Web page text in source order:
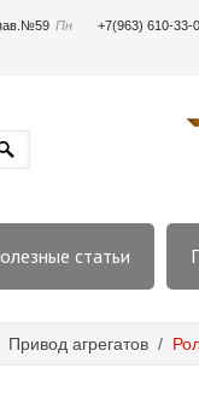
Пн
+7(963) 610-33-
статьи
Привод агрегатов /